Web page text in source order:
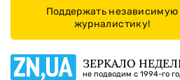
Поддержать независимую
журналистику!
ЗЕРКАЛО
не подводим с 1994-го